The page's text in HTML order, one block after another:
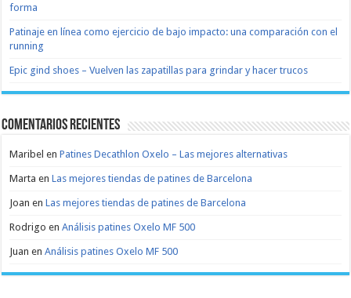
forma
Patinaje en línea como ejercicio de bajo impacto: una comparación con el
running
Epic gind shoes – Vuelven las zapatillas para grindar y hacer trucos
Comentarios recientes
Maribel enPatines Decathlon Oxelo – Las mejores alternativas
Marta enLas mejores tiendas de patines de Barcelona
Joan enLas mejores tiendas de patines de Barcelona
Rodrigo enAnálisis patines Oxelo MF 500
Juan enAnálisis patines Oxelo MF 500